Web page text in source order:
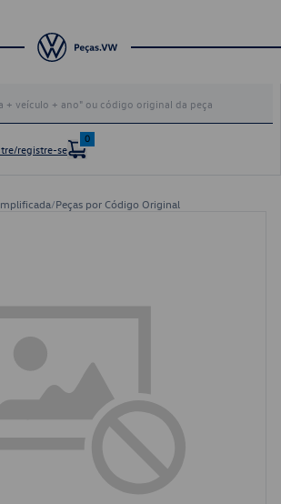
registre-se
0
/Peças por Código Original